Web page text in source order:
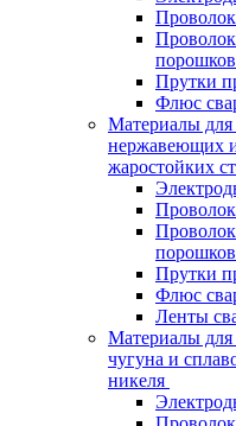
Прутки
Флюс
Материалы для
нержавеющих
жаростойких
Прутки
Флюс
Ленты
Материалы для
чугуна и
никеля